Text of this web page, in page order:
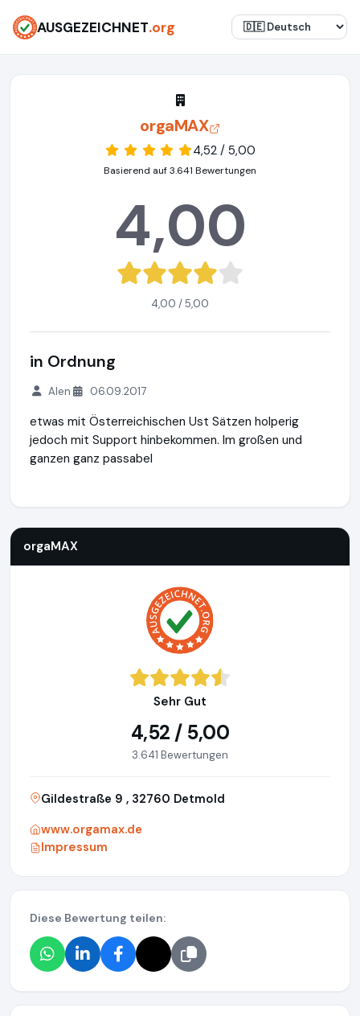
AUSGEZEICHNET.org
orgaMAX
4,52 / 5,00
Basierend auf 3.641 Bewertungen
4,00
4,00 / 5,00
in Ordnung
Alen 06.09.2017
etwas mit Österreichischen Ust Sätzen holperig
jedoch mit Support hinbekommen. Im großen und
ganzen ganz passabel
orgaMAX
Sehr Gut
4,52 / 5,00
3.641 Bewertungen
Gildestraße 9 , 32760 Detmold
www.orgamax.de
Impressum
Diese Bewertung teilen: